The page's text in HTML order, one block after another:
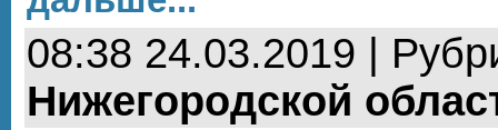
08:38 24.03.2019 |
Нижегородской